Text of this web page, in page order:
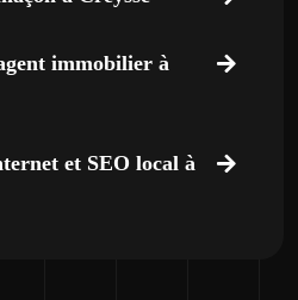
immobilier à
et SEO local à